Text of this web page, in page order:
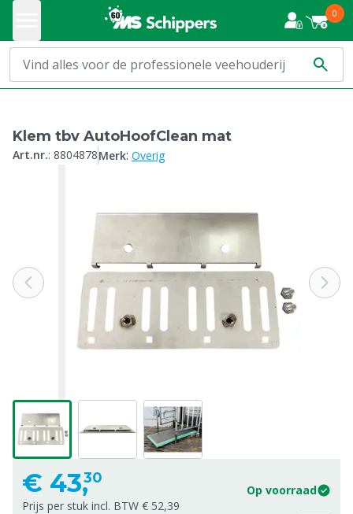
0
Klem tbv AutoHoofClean mat
Art.nr.: 8804878Merk: Overig
€ 43,30
Op voorraad
Prijs per stuk incl. BTW € 52,39